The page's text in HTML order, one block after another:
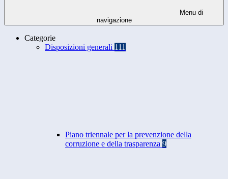
Menu di
navigazione
Categorie
Disposizioni generali 111
Piano triennale per la prevenzione della
corruzione e della trasparenza 9